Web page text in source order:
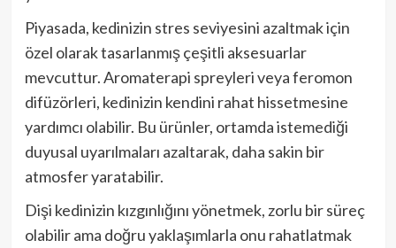
Piyasada, kedinizin stres seviyesini azaltmak için
özel olarak tasarlanmış çeşitli aksesuarlar
mevcuttur. Aromaterapi spreyleri veya feromon
difüzörleri, kedinizin kendini rahat hissetmesine
yardımcı olabilir. Bu ürünler, ortamda istemediği
duyusal uyarılmaları azaltarak, daha sakin bir
atmosfer yaratabilir.
Dişi kedinizin kızgınlığını yönetmek, zorlu bir süreç
olabilir ama doğru yaklaşımlarla onu rahatlatmak